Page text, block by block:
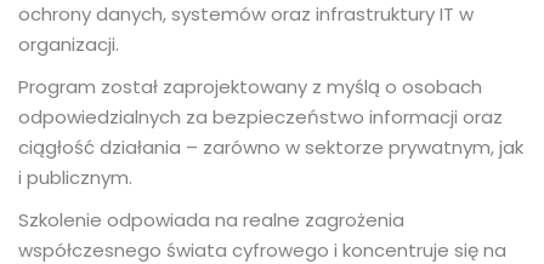
ochrony danych, systemów oraz infrastruktury IT w
organizacji.
Program został zaprojektowany z myślą o osobach
odpowiedzialnych za bezpieczeństwo informacji oraz
ciągłość działania – zarówno w sektorze prywatnym, jak
i publicznym.
Szkolenie odpowiada na realne zagrożenia
współczesnego świata cyfrowego i koncentruje się na